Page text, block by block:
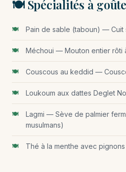
🍽️ Spécialités à
Pain de sable (taboun) — Cuit
Méchoui — Mouton entier rôti
Couscous au keddid —
Loukoum aux dattes Deglet
Lagmi — Sève de palmier
musulmans)
Thé à la menthe avec